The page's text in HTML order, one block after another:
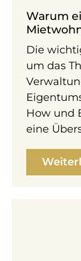
Warum
Die
um das
How und
eine